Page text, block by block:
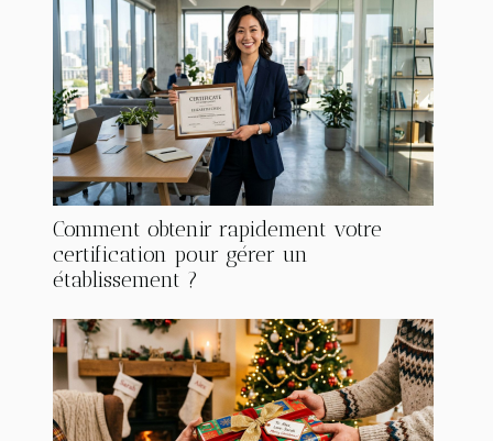
Comment obtenir rapidement votre
certification pour gérer un
établissement ?